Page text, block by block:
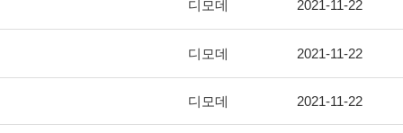
디모데 2021-11-22
디모데 2021-11-22
디모데 2021-11-22